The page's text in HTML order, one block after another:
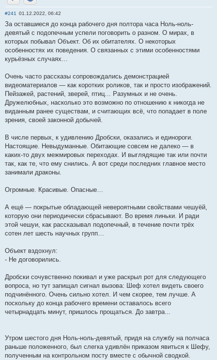
Отправить личное сообщение
Сайт
#241 01.12.2022, 06:42
За оставшиеся до конца рабочего дня полтора часа Ноль-ноль-
девятый с подопечным успели поговорить о разном. О мирах, в
которых побывал Объект. Об их обитателях. О некоторых
особенностях их поведения. О связанных с этими особенностями
курьёзных случаях…
Очень часто рассказы сопровождались демонстрацией
видеоматериалов — как коротких роликов, так и просто изображений.
Пейзажей, растений, зверей, птиц… Разумных и не очень.
Дружелюбных, насколько это возможно по отношению к никогда не
виданным ранее существам, и считающих всё, что попадает в поле
зрения, своей законной добычей.
В числе первых, к удивлению Дробски, оказались и единороги.
Настоящие. Невыдуманные. Обитающие совсем не далеко — в
каких-то двух межмировых переходах. И выглядящие так или почти
так, как те, что ему снились. А вот среди последних главное место
занимали драконы.
Огромные. Красивые. Опасные…
А ещё — покрытые обладающей невероятными свойствами чешуёй,
которую они периодически сбрасывают. Во время линьки. И ради
этой чешуи, как рассказывал подопечный, в течение почти трёх
сотен лет шесть научных групп…
Объект вздохнул:
- Не договорились.
Дробски сочувственно покивал и уже раскрыл рот для следующего
вопроса, но тут запищал сигнал вызова: Шеф хотел видеть своего
подчинённого. Очень сильно хотел. И чем скорее, тем лучше. А
поскольку до конца рабочего времени оставалось всего
четырнадцать минут, пришлось прощаться. До завтра...
Утром шестого дня Ноль-ноль-девятый, придя на службу на полчаса
раньше положенного, был слегка удивлён приказом явиться к Шефу,
полученным на контрольном посту вместе с обычной сводкой.